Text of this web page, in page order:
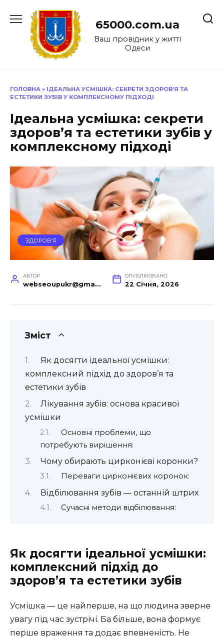
до
65000.com.ua
Ваш провідник у житті
Одеси
ГОЛОВНА » ІДЕАЛЬНА УСМІШКА: СЕКРЕТИ ЗДОРОВ’Я ТА
ЕСТЕТИКИ ЗУБІВ У КОМПЛЕКСНОМУ ПІДХОДІ
Ідеальна усмішка: секрети
здоров’я та естетики зубів у
комплексному підході
ЗДОРОВ’Я
АВТОР
webseoupukr@gmail.com
ОПУБЛІКОВАНО
22 Січня, 2026
Зміст
Як досягти ідеальної усмішки:
комплексний підхід до здоров’я та
естетики зубів
Лікування зубів: основа красивої
усмішки
Основні проблеми, що
потребують вирішення:
Чому обирають цирконієві коронки?
Переваги цирконієвих коронок:
Відбілювання зубів ― останній штрих
Сучасні методи відбілювання:
Як досягти ідеальної усмішки:
комплексний підхід до
здоров’я та естетики зубів
Усмішка ― це найперше, на що людина зверне
увагу під час зустрічі. Ба більше, вона формує
перше враження та додає впевненість. Не